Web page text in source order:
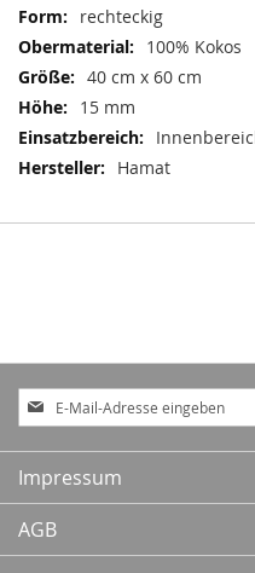
rechteckig
100% Kokos
40 cm x 60 cm
15 mm
Hamat
Anmeldung
zum
Newsletter:
Impressum
AGB